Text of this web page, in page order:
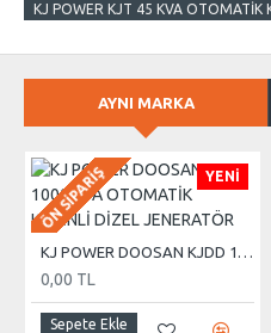
KJ POWER KJT 45 KVA OTOMATİK
AYNI MARKA
YENI
ÖN SIPARIŞ
KJ POWER DOOSAN KJDD 1000 KVA OTOMATİK KABİNLİ DİZEL JENERATÖR
0,00 TL
Sepete Ekle